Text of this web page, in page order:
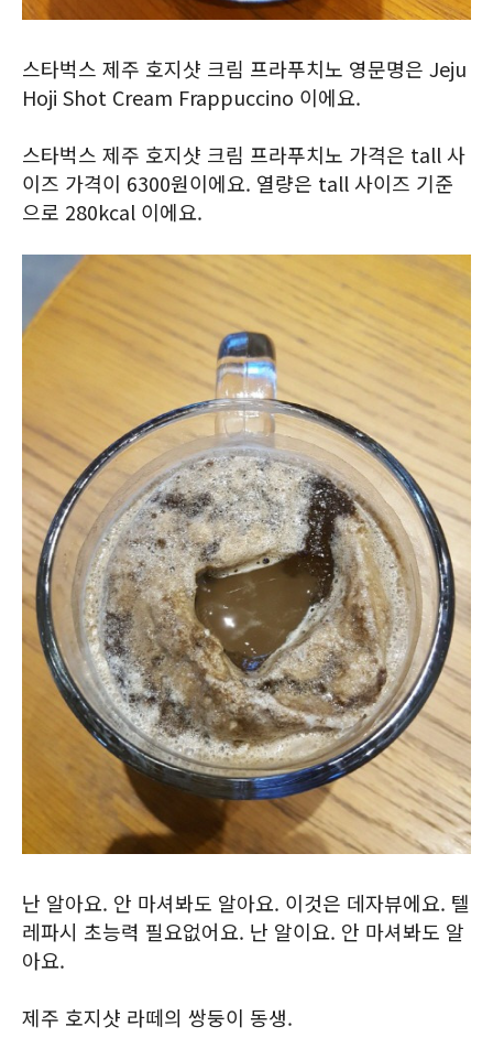
스타벅스 제주 호지샷 크림 프라푸치노 영문명은 Jeju
Hoji Shot Cream Frappuccino 이에요.
스타벅스 제주 호지샷 크림 프라푸치노 가격은 tall 사
이즈 가격이 6300원이에요. 열량은 tall 사이즈 기준
으로 280kcal 이에요.
난 알아요. 안 마셔봐도 알아요. 이것은 데자뷰에요. 텔
레파시 초능력 필요없어요. 난 알이요. 안 마셔봐도 알
아요.
제주 호지샷 라떼의 쌍둥이 동생.